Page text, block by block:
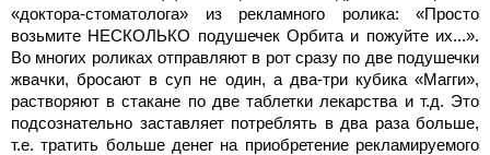
«доктора-стоматолога» из рекламного ролика: «Просто
возьмите НЕСКОЛЬКО подушечек Орбита и пожуйте их...».
Во многих роликах отправляют в рот сразу по две подушечки
жвачки, бросают в суп не один, а два-три кубика «Магги»,
растворяют в стакане по две таблетки лекарства и т.д. Это
подсознательно заставляет потреблять в два раза больше,
т.е. тратить больше денег на приобретение рекламируемого